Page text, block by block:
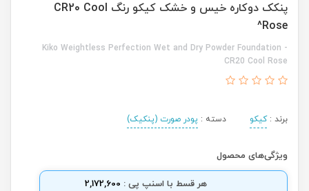
پنکک دوکاره خیس و خشک کیکو رنگ CR20 Cool
Rose^
Kiko Weightless Perfection Wet and Dry Powder Foundation -
CR20 Cool Rose
برند :کیکو دسته : پودر صورت (پنکیک)
ویژگی‌های محصول
هر قسط با اسنپ پی : 2,172,600